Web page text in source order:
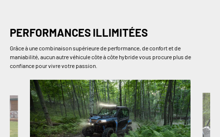
PERFORMANCES ILLIMITÉES
Grâce à une combinaison supérieure de performance, de confort et de
maniabilité, aucun autre véhicule côte à côte hybride vous procure plus de
confiance pour vivre votre passion.